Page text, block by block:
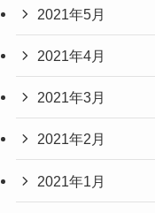
2021年5月
2021年4月
2021年3月
2021年2月
2021年1月